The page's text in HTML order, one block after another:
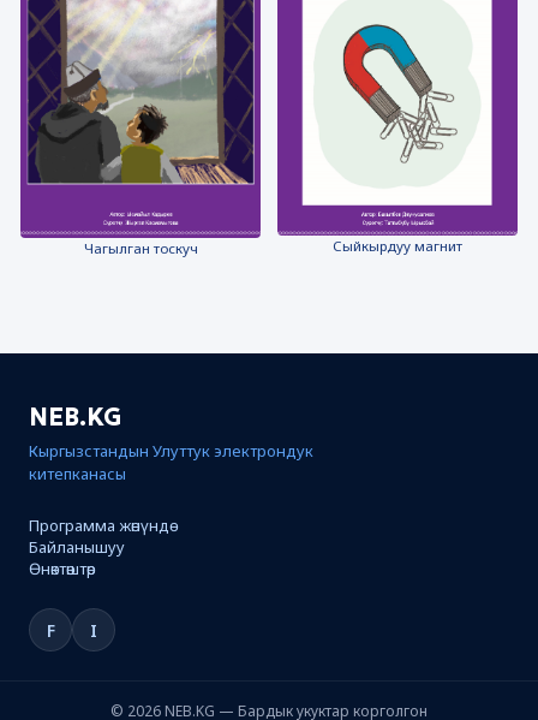
Чагылган тоскуч Сыйкырдуу магнит
NEB.KG
Кыргызстандын Улуттук электрондук
китепканасы
Программа жөнүндө
Байланышуу
Өнөктөштөр
F I
© 2026 NEB.KG — Бардык укуктар корголгон